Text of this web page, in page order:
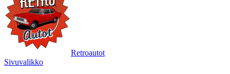
Retroautot
Sivuvalikko